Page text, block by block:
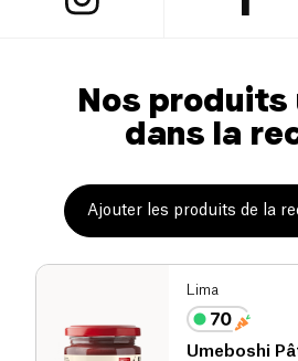
Nos
dans la
Ajouter les produits de la
Lima
Umeboshi